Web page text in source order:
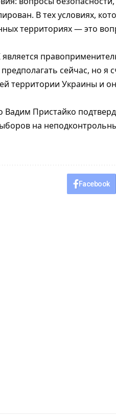
В тех условиях,
территориях — это
сейчас, но я
территории Украины и
Вадим Пристайко
на
Facebook